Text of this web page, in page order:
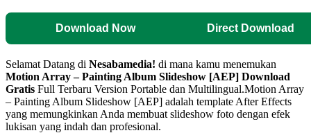
Download Now Direct Download
Selamat Datang di Nesabamedia! di mana kamu menemukan
Motion Array – Painting Album Slideshow [AEP] Download
Gratis Full Terbaru Version Portable dan Multilingual.Motion Array
– Painting Album Slideshow [AEP] adalah template After Effects
yang memungkinkan Anda membuat slideshow foto dengan efek
lukisan yang indah dan profesional.